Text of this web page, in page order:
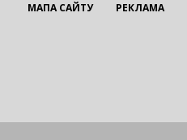
МАПА САЙТУ РЕКЛАМА